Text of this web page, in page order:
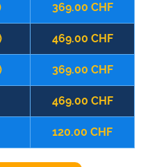
369.00 CHF
469.00 CHF
369.00 CHF
469.00 CHF
120.00 CHF